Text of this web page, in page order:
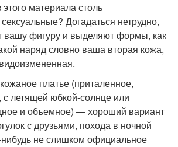
материала столь
Догадаться нетрудно,
вашу фигуру и выделяют формы, как
наряд словно ваша вторая кожа,
платье (приталенное,
с летящей юбкой-солнце или
и объемное) — хороший вариант
с друзьями, похода в ночной
нибудь не слишком официальное